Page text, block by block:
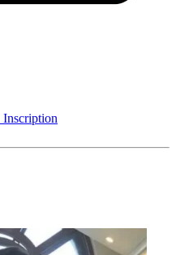
Inscription